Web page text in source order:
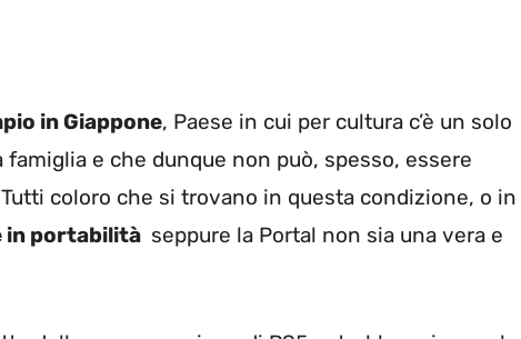
in Giappone, Paese in cui per cultura c’è un solo
e che dunque non può, spesso, essere
coloro che si trovano in questa condizione, o in
in portabilità seppure la Portal non sia una vera e